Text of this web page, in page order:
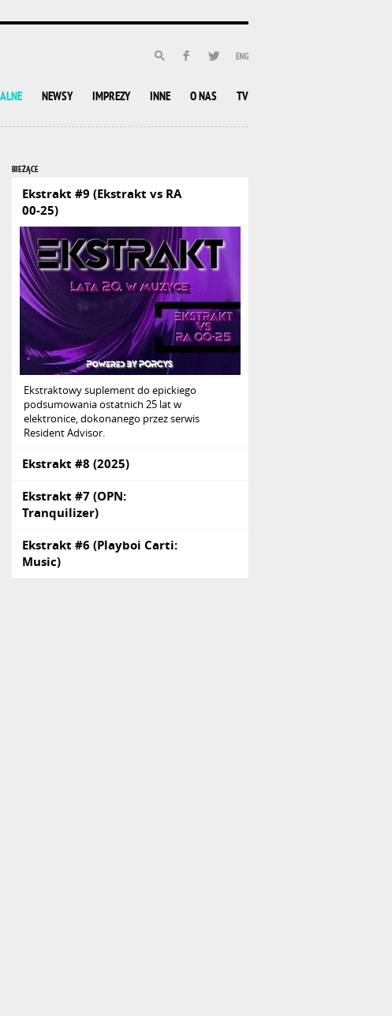
NEWSY IMPREZY INNE O NAS TV
BIEŻĄCE
Ekstrakt #9 (Ekstrakt vs RA
00-25)
Ekstraktowy suplement do epickiego
podsumowania ostatnich 25 lat w
elektronice, dokonanego przez serwis
Resident Advisor.
Ekstrakt #8 (2025)
Ekstrakt #7 (OPN:
Tranquilizer)
Ekstrakt #6 (Playboi Carti:
Music)